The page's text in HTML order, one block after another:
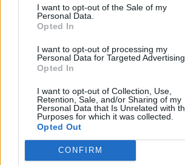
I want to opt-out of the Sale of my
Personal Data.
Opted In
I want to opt-out of processing my
Personal Data for Targeted Advertising.
Opted In
I want to opt-out of Collection, Use,
Retention, Sale, and/or Sharing of my
Personal Data that Is Unrelated with
Purposes for which it was collected.
Opted Out
CONFIRM
ΣΉΜΕΡΑ
που δεν πέρασε
Ρούλα Κορομηλά αποχαιρετά τον